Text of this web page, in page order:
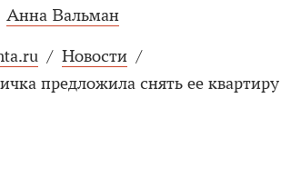
Анна Вальман
/ Новости /
предложила снять ее